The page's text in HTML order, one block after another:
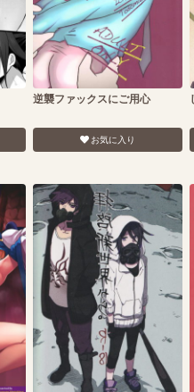
逆襲ファックスにご用心
お気に入り